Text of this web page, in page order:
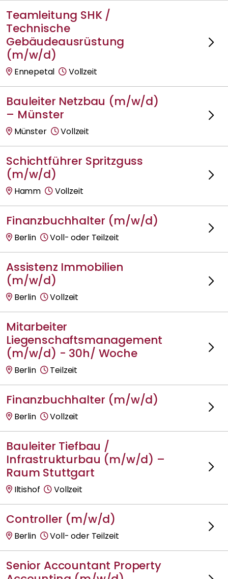
Teamleitung SHK /
Technische
Gebäudeausrüstung
(m/w/d)
Ennepetal Vollzeit
Bauleiter Netzbau (m/w/d)
– Münster
Münster Vollzeit
Schichtführer Spritzguss
(m/w/d)
Hamm Vollzeit
Finanzbuchhalter (m/w/d)
Berlin Voll- oder Teilzeit
Assistenz Immobilien
(m/w/d)
Berlin Vollzeit
Mitarbeiter
Liegenschaftsmanagement
(m/w/d) - 30h/ Woche
Berlin Teilzeit
Finanzbuchhalter (m/w/d)
Berlin Vollzeit
Bauleiter Tiefbau /
Infrastrukturbau (m/w/d) –
Raum Stuttgart
Iltishof Vollzeit
Controller (m/w/d)
Berlin Voll- oder Teilzeit
Senior Accountant Property